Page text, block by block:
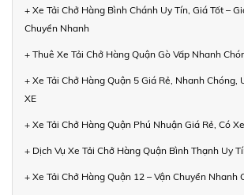
+ Xe Tải Chở Hàng Bình Chánh Uy Tín, Giá Tốt –
Chuyển Nhanh
+ Thuê Xe Tải Chở Hàng Quận Gò Vấp Nhanh
+ Xe Tải Chở Hàng Quận 5 Giá Rẻ, Nhanh Chóng,
XE
+ Xe Tải Chở Hàng Quận Phú Nhuận Giá Rẻ, Có
+ Dịch Vụ Xe Tải Chở Hàng Quận Bình Thạnh Uy
+ Xe Tải Chở Hàng Quận 12 – Vận Chuyển Nhanh